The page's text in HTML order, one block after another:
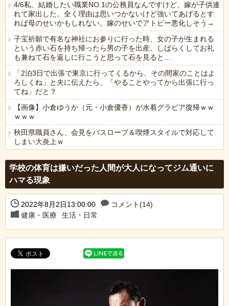
4/6私、結婚したい職業NO.1の公務員なんですけど、嫁が子供連
れて家出した。全く理由は思いつかないけど強いてあげるとす
れば母のせいかもしれない。嫁のせいでアトピー悪化しそう→
子宝祈願で有名な神社にお参りに行った時、女の子が生まれる
という赤い石を持ち帰ったら男の子を出産。しばらくしてお礼
も兼ねて石を返しに行こうと思って石を見ると…
「2泊3日で出張で東京に行ってくるから、その間家のことはよ
ろしくね」と夫に伝えたら、「やることやってから出張に行っ
てね」だと？
【画像】小倉ゆうか（元・小倉優香）が水着グラビア復帰ｗｗ
ｗｗｗ
秋田県職員さん、会見をバスローブ＆喫煙スタイルで対応して
しまい大炎上ｗ
学校の体育は嫌いだった人間が大人になってジム通いに
ハマる現象
2022年8月2日13:00:00
コメント(14)
健康・医療
生活・日常